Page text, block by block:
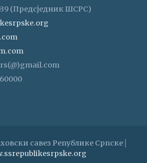
(Предсједник ШСРС)
савез Републике Српске│